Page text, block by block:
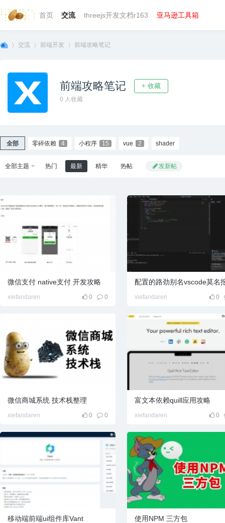
首页 交流 threejs开发文档r163 亚马逊工具箱
箱
交流
›
前端开发
›
前端攻略笔记
前端攻略笔记 + 收藏
0 人收藏
全部 零碎依赖 4 小程序 15 vue 2 shader
全部主题 热门 最新 精华 热帖 发新帖
微信支付 native支付 开发攻略
0 0
xiefandaren 0
xiefandaren
微信商城系统 技术栈整理
0 0
xiefandaren
富文本依赖quill应用攻略
0
xiefandaren
移动端前端ui组件库Vant 使用NPM 三方包